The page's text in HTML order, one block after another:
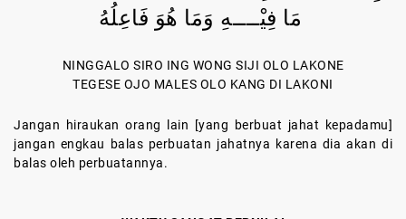
NINGGALO SIRO ING WONG SIJI OLO LAKONE
TEGESE OJO MALES OLO KANG DI LAKONI
Jangan hiraukan orang lain [yang berbuat jahat kepadamu]
jangan engkau balas perbuatan jahatnya karena dia akan di
balas oleh perbuatannya.